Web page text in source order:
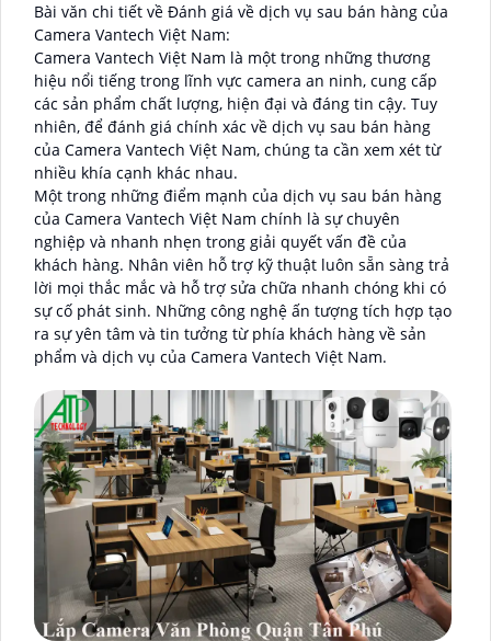
Bài văn chi tiết về Đánh giá về dịch vụ sau bán hàng của
Camera Vantech Việt Nam:
Camera Vantech Việt Nam là một trong những thương
hiệu nổi tiếng trong lĩnh vực camera an ninh, cung cấp
các sản phẩm chất lượng, hiện đại và đáng tin cậy. Tuy
nhiên, để đánh giá chính xác về dịch vụ sau bán hàng
của Camera Vantech Việt Nam, chúng ta cần xem xét từ
nhiều khía cạnh khác nhau.
Một trong những điểm mạnh của dịch vụ sau bán hàng
của Camera Vantech Việt Nam chính là sự chuyên
nghiệp và nhanh nhẹn trong giải quyết vấn đề của
khách hàng. Nhân viên hỗ trợ kỹ thuật luôn sẵn sàng trả
lời mọi thắc mắc và hỗ trợ sửa chữa nhanh chóng khi có
sự cố phát sinh. Những công nghệ ấn tượng tích hợp tạo
ra sự yên tâm và tin tưởng từ phía khách hàng về sản
phẩm và dịch vụ của Camera Vantech Việt Nam.